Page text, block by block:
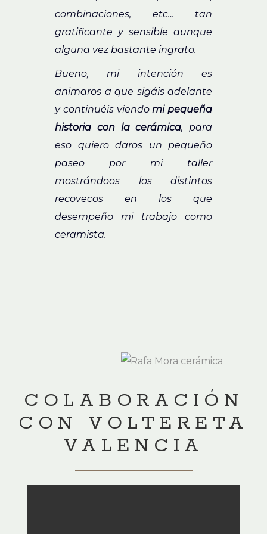
combinaciones, etc… tan
gratificante y sensible aunque
alguna vez bastante ingrato.
Bueno, mi intención es
animaros a que sigáis adelante
y continuéis viendomi pequeña
historia con la cerámica, para
eso quiero daros un pequeño
paseo por mi taller
mostrándoos los distintos
recovecos en los que
desempeño mi trabajo como
ceramista.
COLABORACIÓN
CON VOLTERETA
VALENCIA